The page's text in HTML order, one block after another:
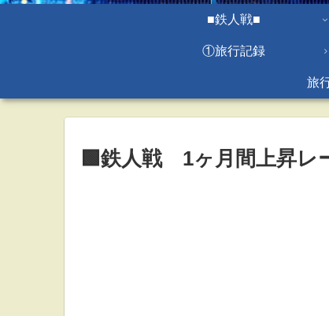
■鉄人戦■
①旅行記録
旅
🟩鉄人戦 1ヶ月間上昇レ